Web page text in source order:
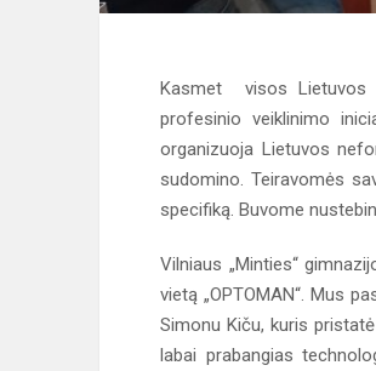
Kasmet visos Lietuvos
profesinio veiklinimo
organizuoja Lietuvos
sudomino. Teiravomės
specifiką. Buvome
Vilniaus „Minties“
vietą „OPTOMAN“. Mus
Simonu Kiču, kuris
labai prabangias